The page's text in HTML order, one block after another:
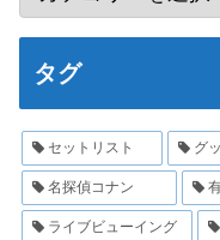
タグ
セットリスト グ
名探偵コナン
ライブビューイング